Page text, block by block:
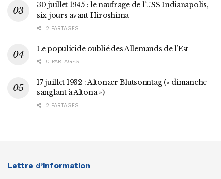
30 juillet 1945 : le naufrage de l’USS Indianapolis,
six jours avant Hiroshima
2 PARTAGES
Le populicide oublié des Allemands de l’Est
0 PARTAGES
17 juillet 1932 : Altonaer Blutsonntag (« dimanche
sanglant à Altona »)
2 PARTAGES
Lettre d’information